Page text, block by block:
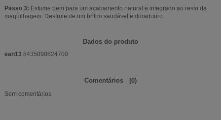
Passo 3: Esfume bem para um acabamento natural e integrado ao resto da
maquilhagem. Desfrute de um brilho saudável e duradouro.
Dados do produto
ean13 8435090824700
Comentários (0)
Sem comentários